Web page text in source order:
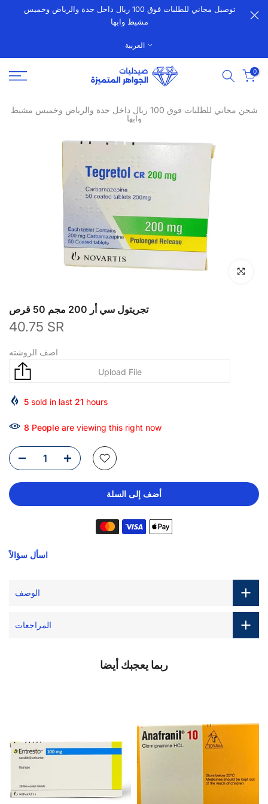
الانتقالتوصيل مجاني للطلبات فوق 100 ريال داخل جدة والرياض وخميس
مشيط وابها
العربية
0
شحن مجاني للطلبات فوق 100 ريال داخل جدة والرياض وخميس مشيط
وابها
انقر للتكبير
تجريتول سي أر 200 مجم 50 قرص
40.75 SR
اضف الروشته
5 sold in last 21 hours
8 People are viewing this right now
أضف إلى السلة
اسأل سؤالاً
الوصف
المراجعات
ربما يعجبك أيضا